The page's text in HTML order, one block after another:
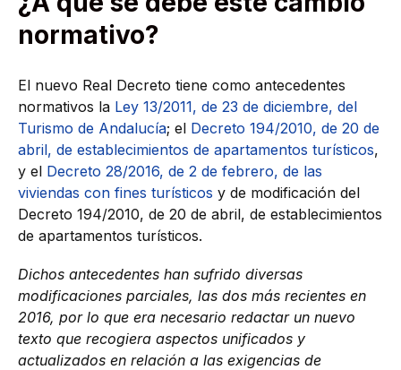
normativo?
El nuevo Real Decreto tiene como antecedentes
normativos la Ley 13/2011, de 23 de diciembre, del
Turismo de Andalucía; el Decreto 194/2010, de 20 de
abril, de establecimientos de apartamentos turísticos,
y el Decreto 28/2016, de 2 de febrero, de las
viviendas con fines turísticos y de modificación del
Decreto 194/2010, de 20 de abril, de establecimientos
de apartamentos turísticos.
Dichos antecedentes han sufrido diversas
modificaciones parciales, las dos más recientes en
2016, por lo que era necesario redactar un nuevo
texto que recogiera aspectos unificados y
actualizados en relación a las exigencias de